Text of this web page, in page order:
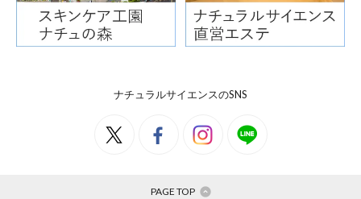
ナチュラルサイエンスのSNS
PAGE TOP